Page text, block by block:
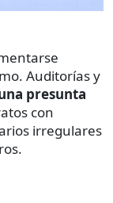
Auditorías y
presunta
con
irregulares